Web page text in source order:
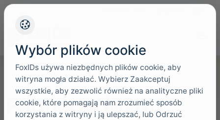
Partnerzy (B2B)
Wybór plików cookie
FoxIDs używa niezbędnych plików cookie, aby
witryna mogła działać. Wybierz Zaakceptuj
wszystkie, aby zezwolić również na analityczne pliki
cookie, które pomagają nam zrozumieć sposób
korzystania z witryny i ją ulepszać, lub Odrzuć